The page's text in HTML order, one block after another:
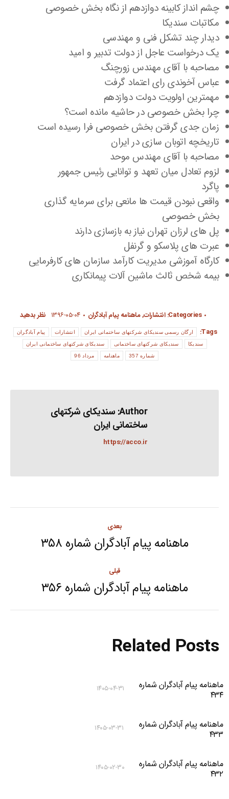
چشم انداز کابینه دوازدهم از نگاه بخش خصوصی
مکاتبات سندیکا
دیدار چند تشکل فنی و مهندسی
یک درخواست عاجل از دولت تدبیر و امید
مصاحبه با آقای مهندس زورچنگ
عباس آخوندی رای اعتماد گرفت
مهمترین اولویت دولت دوازدهم
چرا بخش خصوصی در حاشیه مانده است؟
زمان جدی گرفتن بخش خصوصی فرا رسیده است
تاریخچه اتوبان سازی در ایران
مصاحبه با آقای مهندس موحد
لزوم تعادل میان تعهد و توانایی رئیس جمهور
پاگرد
واقعی نبودن قیمت ها مانعی برای سرمایه گذاری
بخش خصوصی
پل های لرزان تهران نیاز به بازسازی دارند
عبرت های پلاسکو و گرنفل
کارگاه آموزشی مدیریت کارآمد سازمان های کارفرمایی
بیمه شخص ثالث ماشین آلات پیمانکاری
Categories: انتشارات,ماهنامه پیام آبادگران ۱۳۹۶-۰۵-۰۴ نظر بدهید
Tags:
ارگان رسمی سندیکای شرکتهای ساختمانی ایران انتشارات پیام آبادگران
سندیکا سندیکای شرکتهای ساختمانی سندیکای شرکتهای ساختمانی ایران
شماره 357 ماهنامه مرداد 96
Author: سندیکای شرکتهای
ساختمانی ایران
https://acco.ir
navigation
قبلی
Previous
ماهنامه پیام آبادگران شماره ۳۵۶
بعدی
Next
ماهنامه پیام آبادگران شماره ۳۵۸
Related Posts
ماهنامه پیام آبادگران شماره
۴۳۴
۱۴۰۵-۰۴-۳۱
ماهنامه پیام آبادگران شماره
۴۳۳
۱۴۰۵-۰۳-۳۱
ماهنامه پیام آبادگران شماره
۴۳۲
۱۴۰۵-۰۲-۳۰